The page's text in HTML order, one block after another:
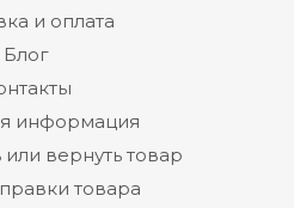
и оплата
Блог
информация
вернуть товар
товара